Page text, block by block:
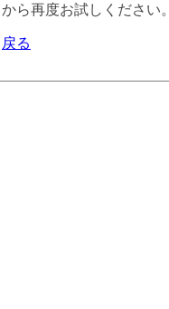
ら再度お試しください。
戻る